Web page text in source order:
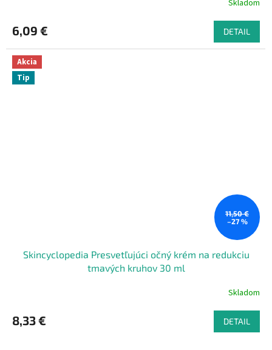
Skladom
6,09 € DETAIL
Akcia
Tip
11,50 €
–27 %
Skincyclopedia Presvetľujúci očný krém na redukciu
tmavých kruhov 30 ml
Skladom
8,33 € DETAIL